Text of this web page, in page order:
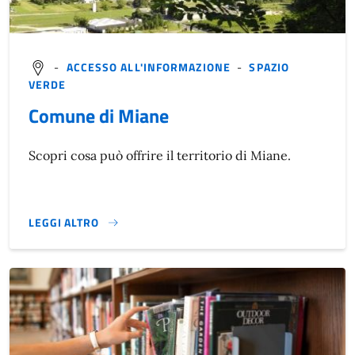
- ACCESSO ALL'INFORMAZIONE -SPAZIO
VERDE
Comune di Miane
Scopri cosa può offrire il territorio di Miane.
LEGGI ALTRO
}